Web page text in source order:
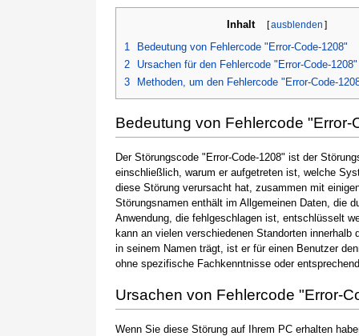
Inhalt [ausblenden ]
1
Bedeutung von Fehlercode "Error-Code-1208"
2
Ursachen für den Fehlercode "Error-Code-1208"
3
Methoden, um den Fehlercode "Error-Code-
Bedeutung von Fehlercode "Error-
Der Störungscode "Error-Code-1208" ist der
einschließlich, warum er aufgetreten ist, welche
diese Störung verursacht hat, zusammen mit
Störungsnamen enthält im Allgemeinen Daten, die
Anwendung, die fehlgeschlagen ist, entschlüsselt
kann an vielen verschiedenen Standorten
in seinem Namen trägt, ist er für einen Benutzer
ohne spezifische Fachkenntnisse oder
Ursachen von Fehlercode "Error-
Wenn Sie diese Störung auf Ihrem PC erhalten